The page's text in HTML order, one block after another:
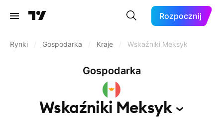
Rozpocznij
Rynki Gospodarka Kraje Wskaźniki Meksyk
Gospodarka
Wskaźniki Meksyk